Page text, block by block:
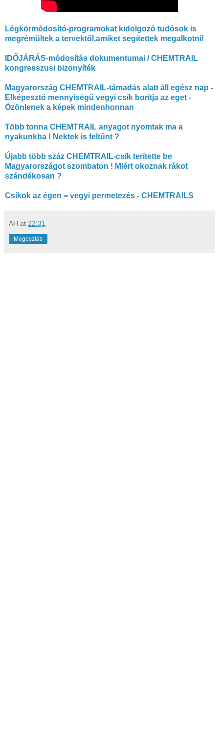
Légkörmódosító-programokat kidolgozó tudósok is
megrémültek a tervektől,amiket segítettek megalkotni!
IDŐJÁRÁS-módosítás dokumentumai / CHEMTRAIL
kongresszusi bizonyíték
Magyarország CHEMTRAIL-támadás alatt áll egész nap -
Elképesztő mennyiségű vegyi csík borítja az eget -
Özönlenek a képek mindenhonnan
Több tonna CHEMTRAIL anyagot nyomtak ma a
nyakunkba ! Nektek is feltűnt ?
Újabb több száz CHEMTRAIL-csík terítette be
Magyarországot szombaton ! Miért okoznak rákot
szándékosan ?
Csíkok az égen = vegyi permetezés - CHEMTRAILS
AH at 22:31
Megosztás